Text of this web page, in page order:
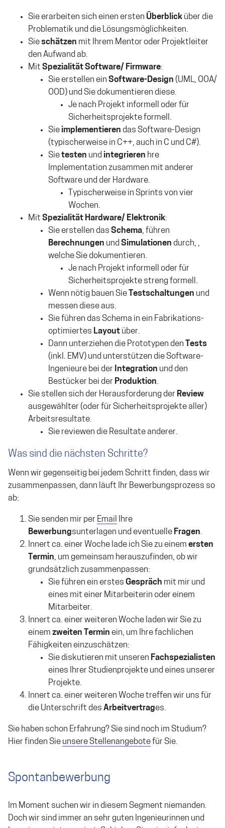
Sie erarbeiten sich einen ersten Überblick über die
Problematik und die Lösungsmöglichkeiten.
Sieschätzen mit Ihrem Mentor oder Projektleiter
den Aufwand ab.
Mit Spezialität Software/ Firmware:
Sie erstellen ein Software-Design (UML, OOA/
OOD) und Sie dokumentieren diese.
Je nach Projekt informell oder für
Sicherheitsprojekte formell.
Sie implementieren das Software-Design
(typischerweise in C++, auch in C und C#).
Sietesten und integrieren hre
Implementation zusammen mit anderer
Software und der Hardware.
Typischerweise in Sprints von vier
Wochen.
Mit Spezialität Hardware/ Elektronik:
Sie erstellen das Schema, führen
Berechnungen und Simulationen durch, ,
welche Sie dokumentieren.
Je nach Projekt informell oder für
Sicherheitsprojekte streng formell.
Wenn nötig bauen Sie
Testschaltungen und
messen diese aus.
Sie führen das Schema in ein Fabrikations-
optimiertes Layout über.
Dann unterziehen die Prototypen den
Tests
(inkl. EMV) und unterstützen die Software-
Ingenieure bei der Integration und den
Bestücker bei der Produktion.
Sie stellen sich der Herausforderung der Review
ausgewählter (oder für Sicherheitsprojekte aller)
Arbeitsresultate.
Sie reviewen die Resultate anderer.
Was sind die nächsten Schritte?
Wenn wir gegenseitig bei jedem Schritt finden, dass wir
zusammenpassen, dann läuft Ihr Bewerbungsprozess so
ab:
Sie senden mir per Email
Ihre
Bewerbungsunterlagen und eventuelle Fragen.
Innert ca. einer Woche lade ich Sie zu einem ersten
Termin, um gemeinsam herauszufinden, ob wir
grundsätzlich zusammenpassen:
Sie führen ein erstes Gespräch mit mir und
eines mit einer Mitarbeiterin oder einem
Mitarbeiter.
Innert ca. einer weiteren Woche laden wir Sie zu
einem zweiten Termin ein, um Ihre fachlichen
Fähigkeiten einzuschätzen:
Sie diskutieren mit unseren Fachspezialisten
eines Ihrer Studienprojekte und eines unserer
Projekte.
Innert ca. einer weiteren Woche treffen wir uns für
die Unterschrift des Arbeitvertrages.
Sie haben schon Erfahrung? Sie sind noch im Studium?
Hier finden Sie unsere Stellenangebotefür Sie.
Spontanbewerbung
Im Moment suchen wir in diesem Segment niemanden.
Doch wir sind immer an sehr guten Ingenieurinnen und